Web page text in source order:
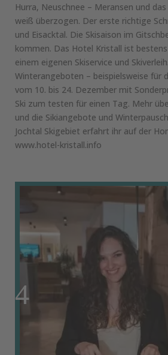
Hurra, Neuschnee – Meransen und
weiß überzogen. Der erste richtige
und Eisacktal. Die Skisaison im
kommen. Das Hotel Kristall ist
einem eigenen Skiservice und
Winterangeboten – beispielsweise für
vom 10. bis 24. Dezember mit
Ski zum testen für einen Tag. Mehr
und die Sikiangebote und
Jochtal Skigebiet erfahrt ihr auf der
www.hotel-kristall.info